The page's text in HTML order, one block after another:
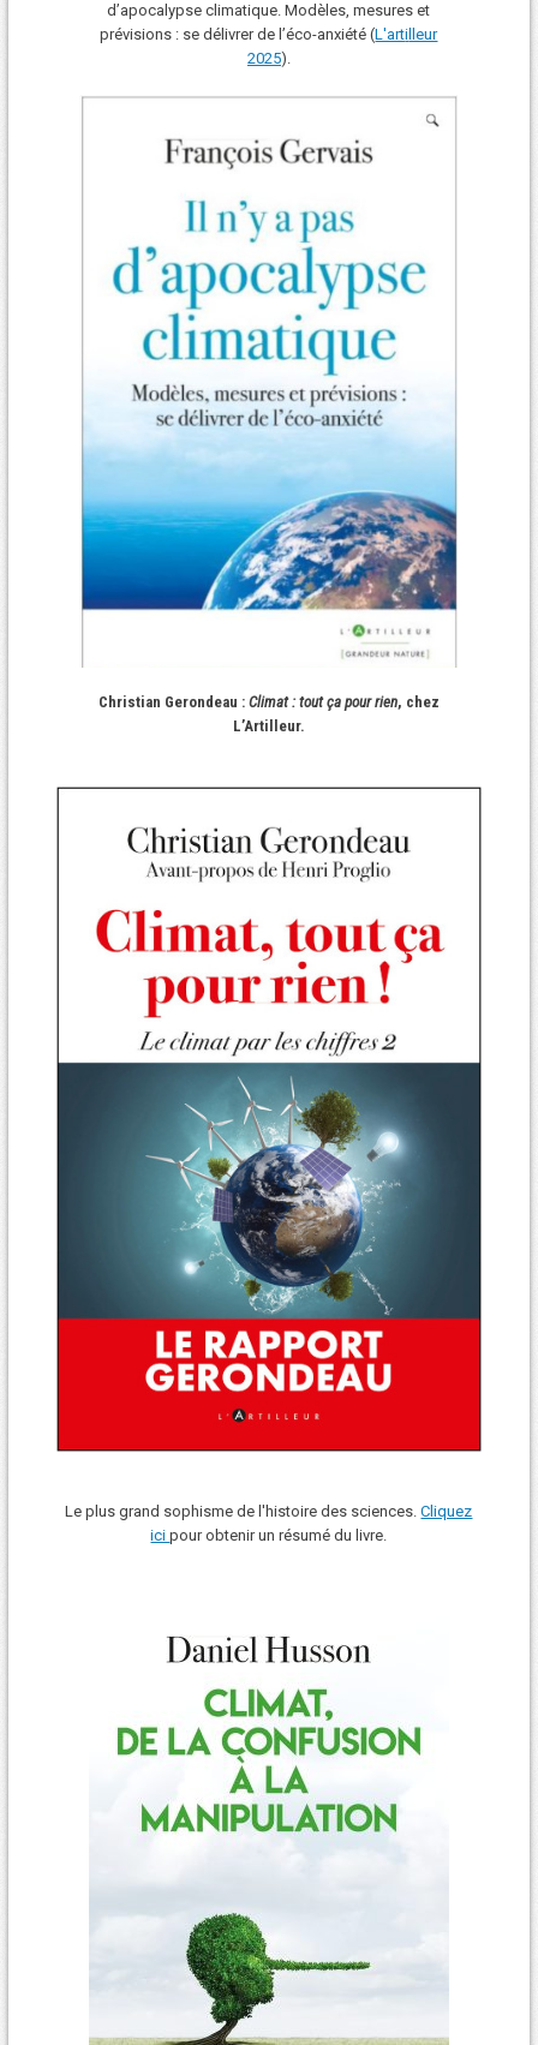
d’apocalypse climatique. Modèles, mesures et
prévisions : se délivrer de l’éco-anxiété (L'arti lleur
2025).
Christian Gerondeau : Climat : tout ça pour rien, chez
L’Artilleur.
Le plus grand sophisme de l'histoire des sciences.Cliquez
icipour obtenir un résumé du livre.